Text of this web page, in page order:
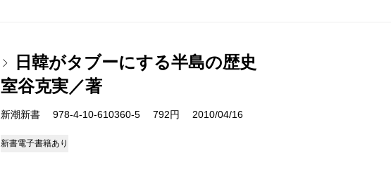
日韓がタブーにする半島の歴史
室谷克実／著
新潮新書 978-4-10-610360-5 792円 2010/04/16
新書電子書籍あり